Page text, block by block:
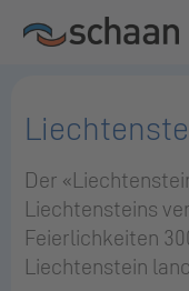
Der
Liechtensteins
Feierlichkeiten
Liechtenstein